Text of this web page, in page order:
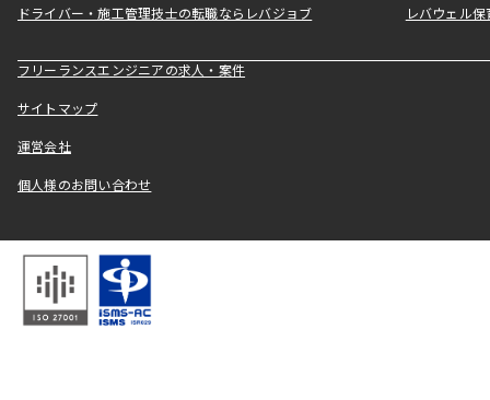
ドライバー・施工管理技士の転職ならレバジョブ レバウェル
フリーランスエンジニアの求人・案件
サイトマップ
運営会社
個人様のお問い合わせ